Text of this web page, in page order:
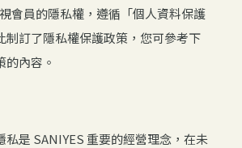
會員的隱私權，遵循「個人資料保護
制訂了隱私權保護政策，您可參考下
的內容。
私是 SANIYES 重要的經營理念，在未